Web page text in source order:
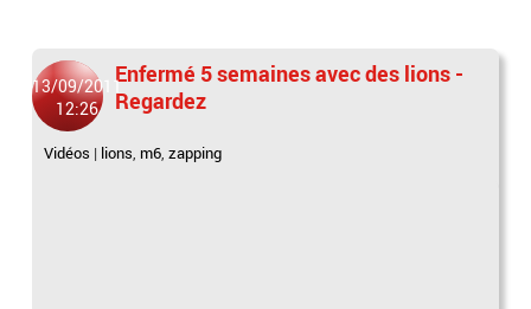
13/09/2011
12:26
Enfermé 5 semaines avec des lions -
Regardez
Vidéos | lions m6 ,zapping